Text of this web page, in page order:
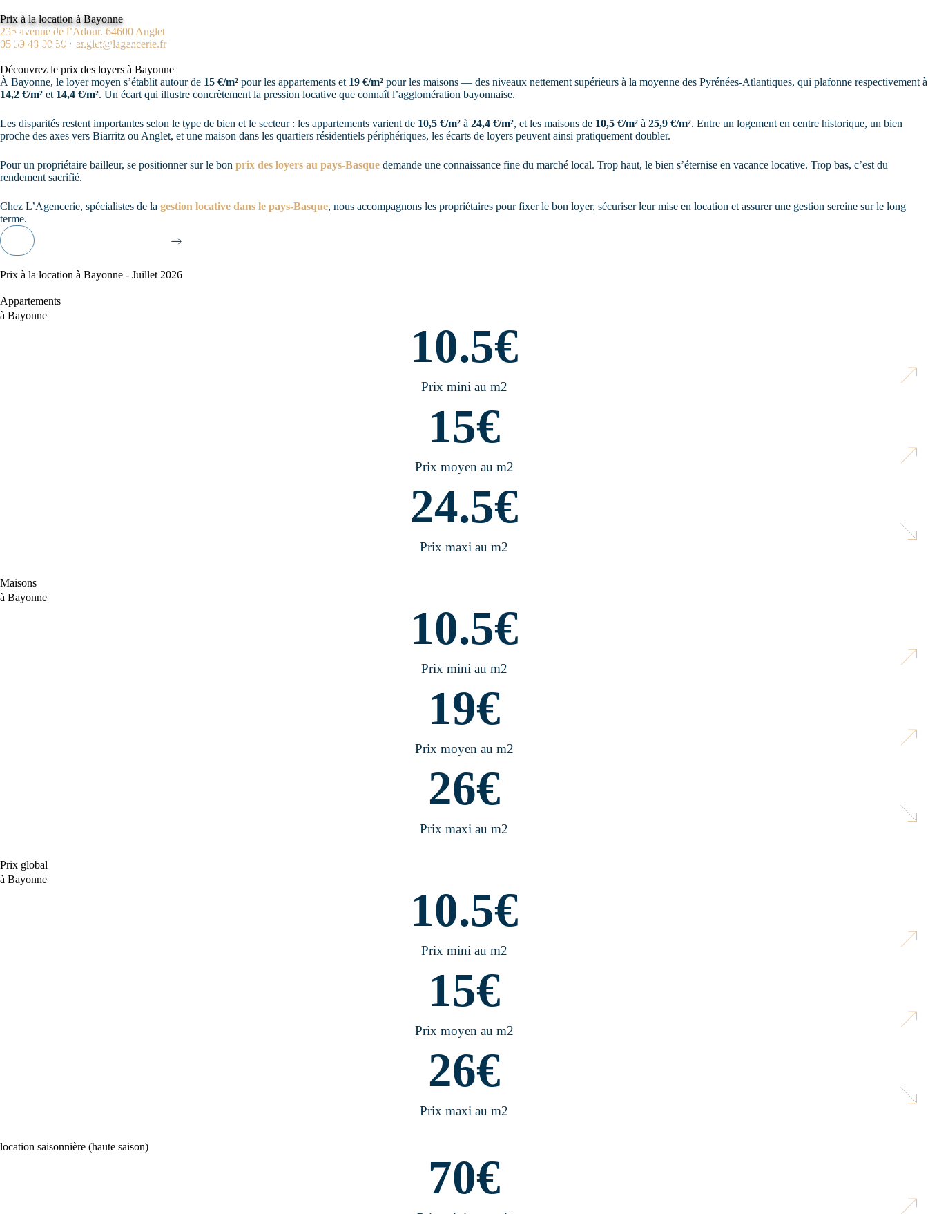
Prix à la location à Bayonne
235 avenue de l’Adour, 64600 Anglet
05 59 48 00 50 • anglet@lagencerie.fr
Découvrez le prix des loyers à Bayonne
À Bayonne, le loyer moyen s’établit autour de 15 €/m² pour les appartements et 19 €/m² pour les maisons — des niveaux nettement supérieurs à la moyenne des Pyrénées-Atlantiques, qui plafonne respectivement à
14,2 €/m² et 14,4 €/m². Un écart qui illustre concrètement la pression locative que connaît l’agglomération bayonnaise.
Les disparités restent importantes selon le type de bien et le secteur : les appartements varient de 10,5 €/m² à 24,4 €/m², et les maisons de 10,5 €/m² à 25,9 €/m². Entre un logement en centre historique, un bien
proche des axes vers Biarritz ou Anglet, et une maison dans les quartiers résidentiels périphériques, les écarts de loyers peuvent ainsi pratiquement doubler.
Pour un propriétaire bailleur, se positionner sur le bon prix des loyers au pays-Basque demande une connaissance fine du marché local. Trop haut, le bien s’éternise en vacance locative. Trop bas, c’est du
rendement sacrifié.
Chez L’Agencerie, spécialistes de la gestion locative dans le pays-Basque, nous accompagnons les propriétaires pour fixer le bon loyer, sécuriser leur mise en location et assurer une gestion sereine sur le long
terme.
Je contacte L'Agencerie
Prix à la location à Bayonne - Juillet 2026
Appartements
à Bayonne
Prix mini au m2
10.5€
Prix moyen au m2
15€
Prix maxi au m2
24.5€
Maisons
à Bayonne
Prix mini au m2
10.5€
Prix moyen au m2
19€
Prix maxi au m2
26€
Prix global
à Bayonne
Prix mini au m2
10.5€
Prix moyen au m2
15€
Prix maxi au m2
26€
location saisonnière (haute saison)
70€